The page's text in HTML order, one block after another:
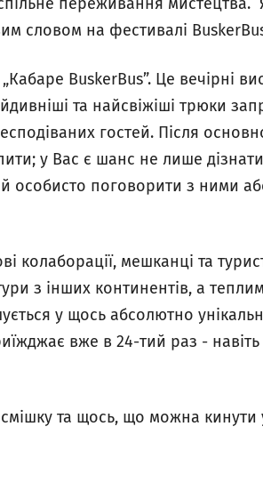
словом на фестивалі
BuskerBus”. Це вечірні
та найсвіжіші трюки
гостей. Після
у Вас є шанс не лише
особисто поговорити з ними
колаборації, мешканці та
з інших континентів, а
у щось абсолютно
вже в 24-тий раз -
та щось, що можна